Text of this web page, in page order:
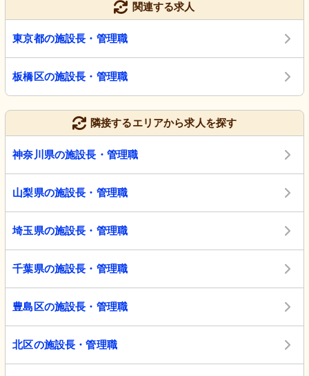
関連する求人
東京都の施設長・管理職
板橋区の施設長・管理職
隣接するエリアから求人を探す
神奈川県の施設長・管理職
山梨県の施設長・管理職
埼玉県の施設長・管理職
千葉県の施設長・管理職
豊島区の施設長・管理職
北区の施設長・管理職